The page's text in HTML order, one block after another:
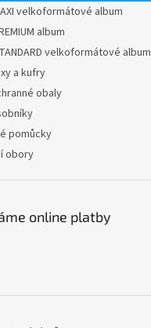
velkoformátové album
album
velkoformátové album
a kufry
obaly
pomůcky
obory
online platby